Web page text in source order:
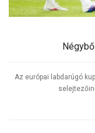
Az európai labdarúgó